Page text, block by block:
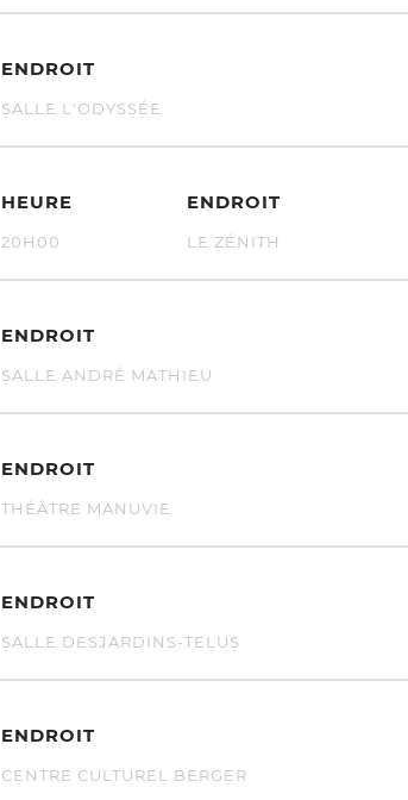
ENDROIT
SALLE L'ODYSSÉE
HEURE
20H00
ENDROIT
LE ZÉNITH
ENDROIT
SALLE ANDRÉ MATHIEU
ENDROIT
THÉÂTRE MANUVIE
ENDROIT
SALLE DESJARDINS-TELUS
ENDROIT
CENTRE CULTUREL BERGER